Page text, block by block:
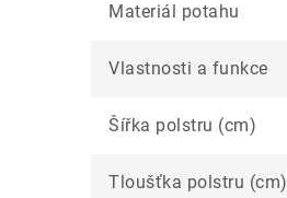
Materiál potahu
Vlastnosti a funkce
Šířka polstru (cm)
Tloušťka polstru (cm)